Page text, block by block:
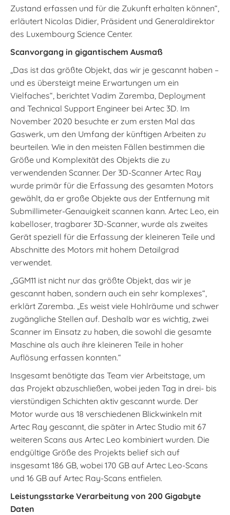
Zustand erfassen und für die Zukunft erhalten können“,
erläutert Nicolas Didier, Präsident und Generaldirektor
des Luxembourg Science Center.
Scanvorgang in gigantischem Ausmaß
„Das ist das größte Objekt, das wir je gescannt haben –
und es übersteigt meine Erwartungen um ein
Vielfaches“, berichtet Vadim Zaremba, Deployment
and Technical Support Engineer bei Artec 3D. Im
November 2020 besuchte er zum ersten Mal das
Gaswerk, um den Umfang der künftigen Arbeiten zu
beurteilen. Wie in den meisten Fällen bestimmen die
Größe und Komplexität des Objekts die zu
verwendenden Scanner. Der 3D-Scanner Artec Ray
wurde primär für die Erfassung des gesamten Motors
gewählt, da er große Objekte aus der Entfernung mit
Submillimeter-Genauigkeit scannen kann. Artec Leo, ein
kabelloser, tragbarer 3D-Scanner, wurde als zweites
Gerät speziell für die Erfassung der kleineren Teile und
Abschnitte des Motors mit hohem Detailgrad
verwendet.
„GGM11 ist nicht nur das größte Objekt, das wir je
gescannt haben, sondern auch ein sehr komplexes“,
erklärt Zaremba. „Es weist viele Hohlräume und schwer
zugängliche Stellen auf. Deshalb war es wichtig, zwei
Scanner im Einsatz zu haben, die sowohl die gesamte
Maschine als auch ihre kleineren Teile in hoher
Auflösung erfassen konnten.“
Insgesamt benötigte das Team vier Arbeitstage, um
das Projekt abzuschließen, wobei jeden Tag in drei- bis
vierstündigen Schichten aktiv gescannt wurde. Der
Motor wurde aus 18 verschiedenen Blickwinkeln mit
Artec Ray gescannt, die später in Artec Studio mit 67
weiteren Scans aus Artec Leo kombiniert wurden. Die
endgültige Größe des Projekts belief sich auf
insgesamt 186 GB, wobei 170 GB auf Artec Leo-Scans
und 16 GB auf Artec Ray-Scans entfielen.
Leistungsstarke Verarbeitung von 200 Gigabyte
Daten